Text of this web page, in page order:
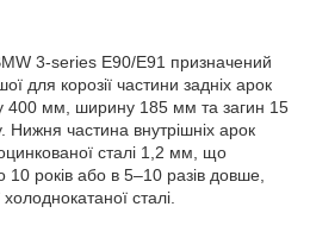
3-series E90/E91 призначений
для корозії частини задніх арок
400 мм, ширину 185 мм та загин 15
Нижня частина внутрішніх арок
сталі 1,2 мм, що
10 років або в 5–10 разів довше,
сталі.